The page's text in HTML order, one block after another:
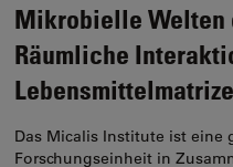
Mikrobielle Welten
Räumliche
Das Micalis Institute ist eine
Forschungseinheit in